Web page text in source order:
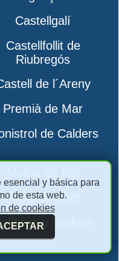
Castellgalí
Castellfollit de
Riubregós
de l´Areny
Premià de Mar
de Calders
Pobla de Lillet
y cookies
y básica para
de esta web.
de cookies